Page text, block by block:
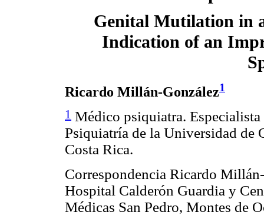
Genital Mutilation in
Indication of an
Ricardo Millán-González1
1 Médico psiquiatra.
Psiquiatría de la Universidad de
Costa Rica.
Correspondencia Ricardo
Hospital Calderón Guardia y
Médicas San Pedro, Montes de